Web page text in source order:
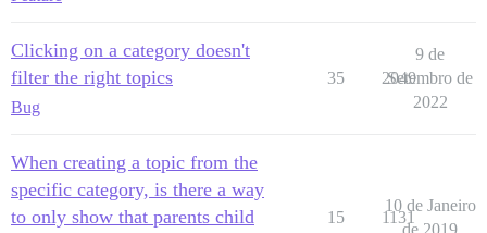
Clicking on a category doesn't
filter the right topics
Bug
35 2049
9 de
Setembro de
2022
When creating a topic from the
specific category, is there a way
to only show that parents child
15 1131
10 de Janeiro
de 2019